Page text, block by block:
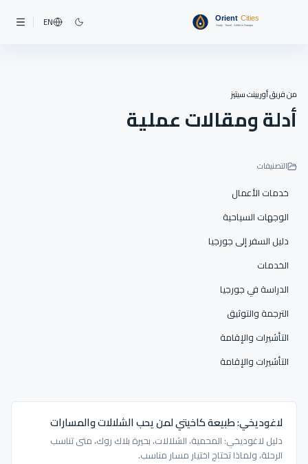
EN
من فريق أوريينت سيتيز
أدلة ومقالات عملية
التصنيفات
خدمات الأعمال
الوجهات السياحية
دليل السفر إلى جورجيا
الخدمات
الدراسة في جورجيا
الترجمة والتوثيق
التأشيرات والإقامة
التأشيرات والإقامة
لاغوديخي: طبيعة كاخيتي لمن يحب الشلالات والمسارات
دليل لاغوديخي: المحمية، الشلالات، بحيرة بلاك روك، متى تناسب
الرحلة، ولماذا تحتاج اختيار مسار مناسب.